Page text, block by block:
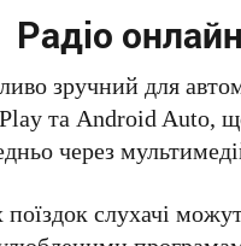
Радіо
зручний для
та Android Auto,
через
поїздок слухачі